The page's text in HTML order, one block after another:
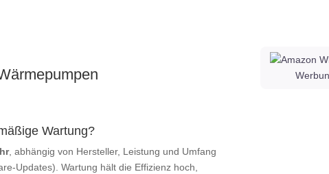
Wartung?
, abhängig von Hersteller, Leistung und Umfang
Wartung hält die Effizienz hoch,